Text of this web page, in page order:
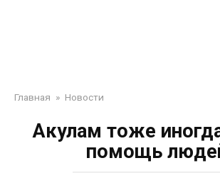
Главная » Новости
Акулам тоже
помощь